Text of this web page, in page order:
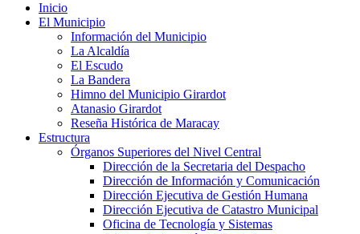
Inicio
El Municipio
Información del Municipio
La Alcaldía
El Escudo
La Bandera
Himno del Municipio Girardot
Atanasio Girardot
Reseña Histórica de Maracay
Estructura
Órganos Superiores del Nivel Central
Dirección de la Secretaria del Despacho
Dirección de Información y Comunicación
Dirección Ejecutiva de Gestión Humana
Dirección Ejecutiva de Catastro Municipal
Oficina de Tecnología y Sistemas